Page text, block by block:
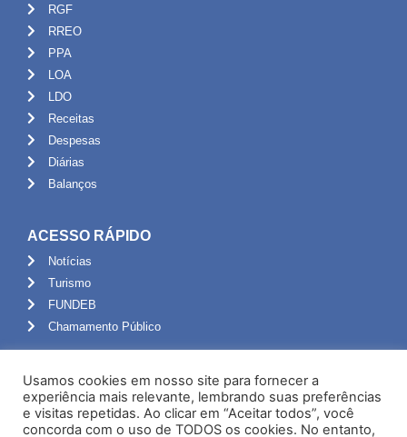
RGF
RREO
PPA
LOA
LDO
Receitas
Despesas
Diárias
Balanços
ACESSO RÁPIDO
Notícias
Turismo
FUNDEB
Chamamento Público
Portal do Servidor
Webmail
Usamos cookies em nosso site para fornecer a
experiência mais relevante, lembrando suas preferências
e visitas repetidas. Ao clicar em “Aceitar todos”, você
concorda com o uso de TODOS os cookies. No entanto,